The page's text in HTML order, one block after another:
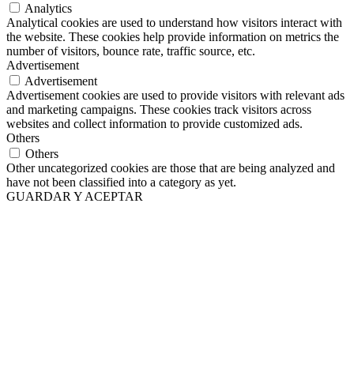
Analytics
Analytical cookies are used to understand how visitors interact with
the website. These cookies help provide information on metrics the
number of visitors, bounce rate, traffic source, etc.
Advertisement
Advertisement
Advertisement cookies are used to provide visitors with relevant ads
and marketing campaigns. These cookies track visitors across
websites and collect information to provide customized ads.
Others
Others
Other uncategorized cookies are those that are being analyzed and
have not been classified into a category as yet.
GUARDAR Y ACEPTAR